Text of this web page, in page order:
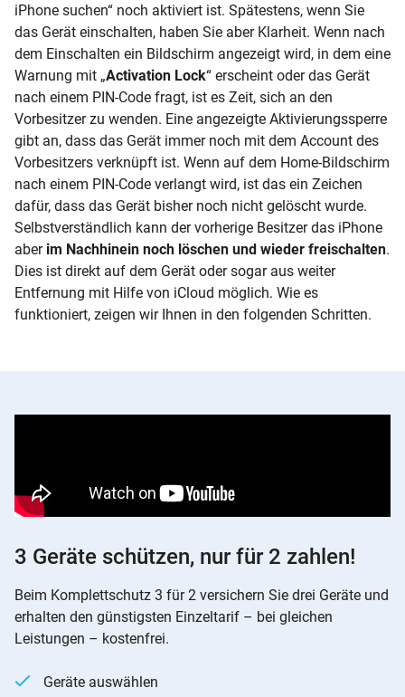
iPhone suchen“ noch aktiviert ist. Spätestens, wenn Sie
das Gerät einschalten, haben Sie aber Klarheit. Wenn nach
dem Einschalten ein Bildschirm angezeigt wird, in dem eine
Warnung mit „Activation Lock“ erscheint oder das Gerät
nach einem PIN-Code fragt, ist es Zeit, sich an den
Vorbesitzer zu wenden. Eine angezeigte Aktivierungssperre
gibt an, dass das Gerät immer noch mit dem Account des
Vorbesitzers verknüpft ist. Wenn auf dem Home-Bildschirm
nach einem PIN-Code verlangt wird, ist das ein Zeichen
dafür, dass das Gerät bisher noch nicht gelöscht wurde.
Selbstverständlich kann der vorherige Besitzer das iPhone
aber im Nachhinein noch löschen und wieder freischalten.
Dies ist direkt auf dem Gerät oder sogar aus weiter
Entfernung mit Hilfe von iCloud möglich. Wie es
funktioniert, zeigen wir Ihnen in den folgenden Schritten.
3 Geräte schützen, nur für 2 zahlen!
Beim Komplettschutz 3 für 2 versichern Sie drei Geräte und
erhalten den günstigsten Einzeltarif – bei gleichen
Leistungen – kostenfrei.
Geräte auswählen